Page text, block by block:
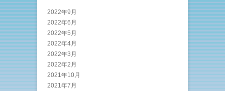
2022年9月
2022年6月
2022年5月
2022年4月
2022年3月
2022年2月
2021年10月
2021年7月